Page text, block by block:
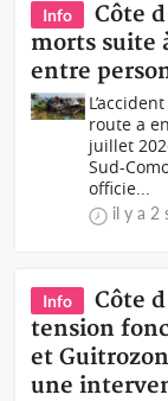
Info
Côte
morts suite
entre
route a
juillet
Sud-
officie...
il y a 2
Info
Côte
tension
et
une